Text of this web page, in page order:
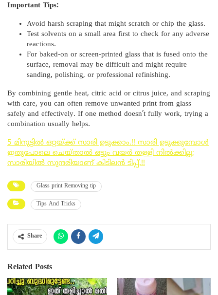
Important Tips:
Avoid harsh scraping that might scratch or chip the glass.
Test solvents on a small area first to check for any adverse
reactions.
For baked-on or screen-printed glass that is fused onto the
surface, removal may be difficult and might require
sanding, polishing, or professional refinishing.
By combining gentle heat, citric acid or citrus juice, and scraping
with care, you can often remove unwanted print from glass
safely and effectively. If one method doesn’t fully work, trying a
combination usually helps.
5 മിനുട്ടിൽ ഒറ്റയ്ക്ക് സാരി ഉടുക്കാം.!! സാരി ഉടുക്കുമ്പോൾ
ഇതുപോലെ ചെയ്താൽ ഒട്ടും വയർ തള്ളി നിൽക്കില്ല;
സാരിയിൽ സുന്ദരിയാണ് കിടിലൻ ടിപ്പ്.!!
Glass print Removing tip
Tips And Tricks
Share
Related Posts